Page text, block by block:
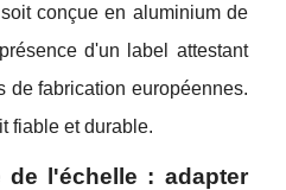
conçue en aluminium de
d'un label attestant
de fabrication européennes.
fiable et durable.
de l'échelle : adapter